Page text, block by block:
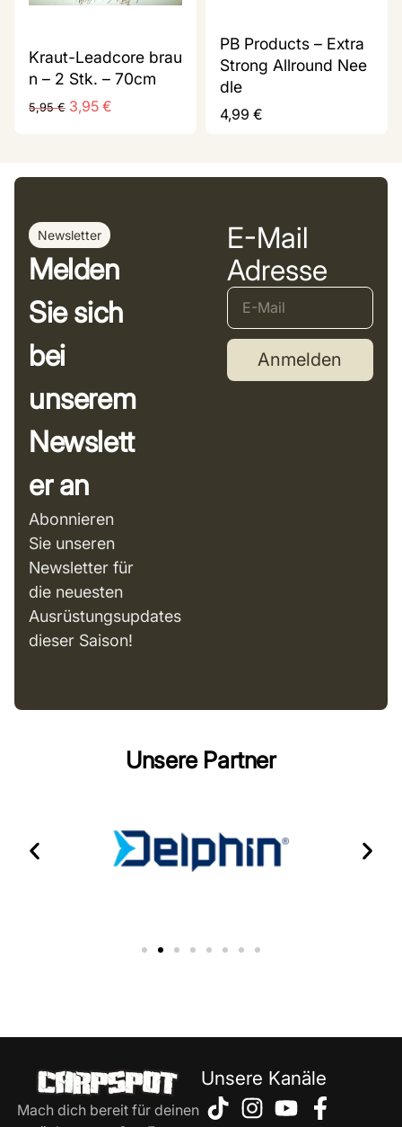
Kraut-Leadcore brau
n – 2 Stk. – 70cm
5,95€ 3,95 €
PB Products – Extra
Strong Allround Nee
dle
4,99 €
Newsletter
Melden
Sie sich
bei
unserem
Newslett
er an
Abonnieren
Sie unseren
Newsletter für
die neuesten
Ausrüstungsupdates
dieser Saison!
E-Mail
Adresse
Anmelden
Unsere Partner
Mach dich bereit für deinen
Unsere Kanäle